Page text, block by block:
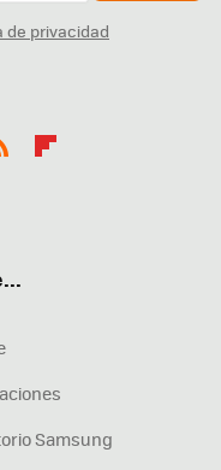
de privacidad
Samsung